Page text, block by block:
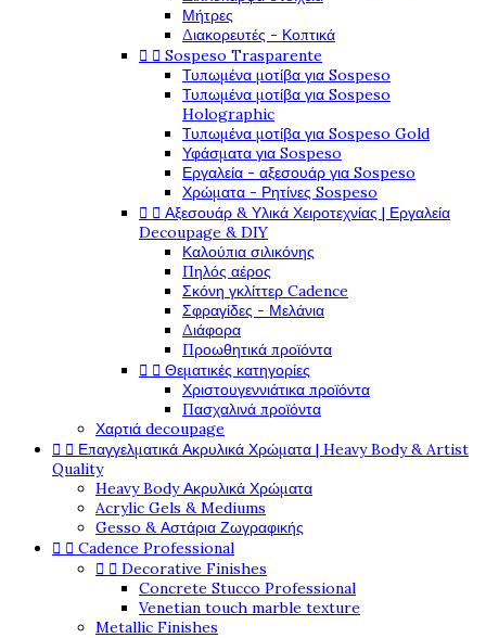
Μήτρες
Διακορευτές - Κοπτικά
  Sospeso Trasparente
Τυπωμένα μοτίβα για Sospeso
Τυπωμένα μοτίβα για Sospeso
Holographic
Τυπωμένα μοτίβα για Sospeso Gold
Υφάσματα για Sospeso
Εργαλεία - αξεσουάρ για Sospeso
Χρώματα - Ρητίνες Sospeso
  Αξεσουάρ & Υλικά Χειροτεχνίας | Εργαλεία
Decoupage & DIY
Καλούπια σιλικόνης
Πηλός αέρος
Σκόνη γκλίττερ Cadence
Σφραγίδες - Μελάνια
Διάφορα
Προωθητικά προϊόντα
  Θεματικές κατηγορίες
Χριστουγεννιάτικα προϊόντα
Πασχαλινά προϊόντα
Χαρτιά decoupage
  Επαγγελματικά Ακρυλικά Χρώματα | Heavy Body & Artist
Quality
Heavy Body Ακρυλικά Χρώματα
Acrylic Gels & Mediums
Gesso & Αστάρια Ζωγραφικής
  Cadence Professional
  Decorative Finishes
Concrete Stucco Professional
Venetian touch marble texture
Metallic Finishes